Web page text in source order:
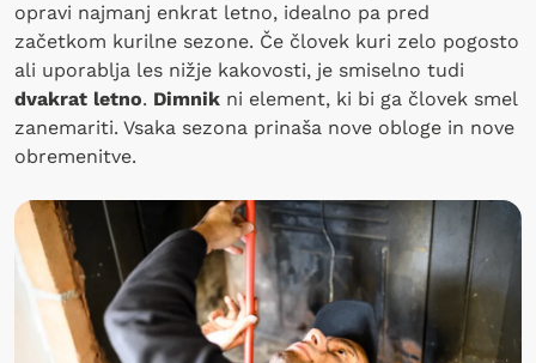
opravi najmanj enkrat letno, idealno pa pred
začetkom kurilne sezone. Če človek kuri zelo pogosto
ali uporablja les nižje kakovosti, je smiselno tudi
dvakrat letno. Dimnik ni element, ki bi ga človek smel
zanemariti. Vsaka sezona prinaša nove obloge in nove
obremenitve.